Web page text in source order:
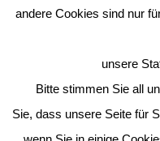
gewogen wird.
In beiden Geschäften
andere Cookies sind nur
unsere
Bitte stimmen Sie all
Sie, dass unsere Seite für